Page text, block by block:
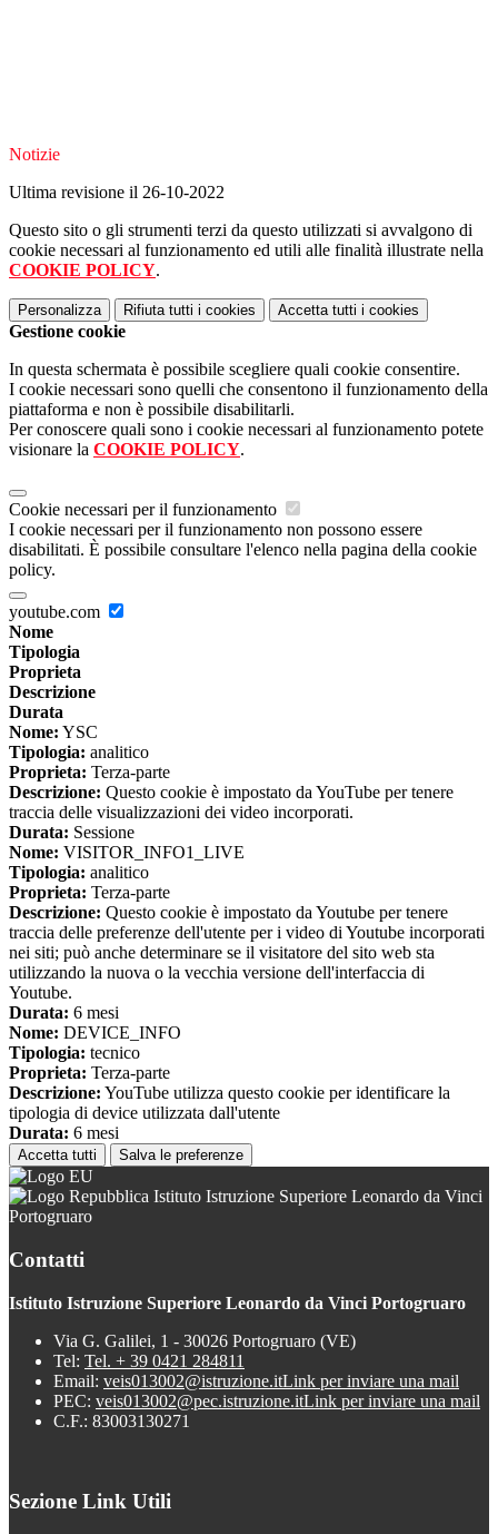
Notizie
Ultima revisione il 26-10-2022
Questo sito o gli strumenti terzi da questo utilizzati si avvalgono di
cookie necessari al funzionamento ed utili alle finalità illustrate nella
COOKIE POLICY.
Personalizza Rifiuta tutti i cookies Accetta tutti i cookies
Gestione cookie
In questa schermata è possibile scegliere quali cookie consentire.
I cookie necessari sono quelli che consentono il funzionamento della
piattaforma e non è possibile disabilitarli.
Per conoscere quali sono i cookie necessari al funzionamento potete
visionare la COOKIE POLICY.
Cookie necessari per il funzionamento
I cookie necessari per il funzionamento non possono essere
disabilitati. È possibile consultare l'elenco nella pagina della cookie
policy.
youtube.com
Nome
Tipologia
Proprieta
Descrizione
Durata
Nome: YSC
Tipologia: analitico
Proprieta: Terza-parte
Descrizione: Questo cookie è impostato da YouTube per tenere
traccia delle visualizzazioni dei video incorporati.
Durata: Sessione
Nome: VISITOR_INFO1_LIVE
Tipologia: analitico
Proprieta: Terza-parte
Descrizione: Questo cookie è impostato da Youtube per tenere
traccia delle preferenze dell'utente per i video di Youtube incorporati
nei siti; può anche determinare se il visitatore del sito web sta
utilizzando la nuova o la vecchia versione dell'interfaccia di
Youtube.
Durata: 6 mesi
Nome: DEVICE_INFO
Tipologia: tecnico
Proprieta: Terza-parte
Descrizione: YouTube utilizza questo cookie per identificare la
tipologia di device utilizzata dall'utente
Durata: 6 mesi
Accetta tutti Salva le preferenze
Istituto Istruzione Superiore Leonardo da Vinci
Portogruaro
Contatti
Istituto Istruzione Superiore Leonardo da Vinci Portogruaro
Via G. Galilei, 1 - 30026 Portogruaro (VE)
Tel: Tel. + 39 0421 284811
Email: veis013002@istruzione.itLink per inviare una mail
PEC: veis013002@pec.istruzione.itLink per inviare una mail
C.F.: 83003130271
Sezione Link Utili